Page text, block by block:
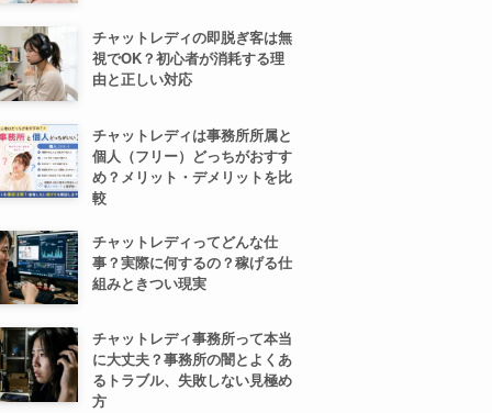
チャットレディの即脱ぎ客は無
視でOK？初心者が消耗する理
由と正しい対応
チャットレディは事務所所属と
個人（フリー）どっちがおすす
め？メリット・デメリットを比
較
チャットレディってどんな仕
事？実際に何するの？稼げる仕
組みときつい現実
チャットレディ事務所って本当
に大丈夫？事務所の闇とよくあ
るトラブル、失敗しない見極め
方